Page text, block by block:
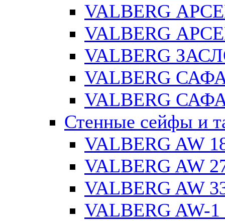
VALBERG
VALBERG
VALBERG
VALBERG
VALBERG
Стенные сейфы и
VALBERG AW
VALBERG AW
VALBERG AW
VALBERG AW-1